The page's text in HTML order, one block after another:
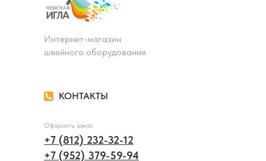
КОНТАКТЫ
Интернет-магазин
швейного оборудования
+7 (812) 232-32-12
+7 (952) 379-59-94
Оформить заказ